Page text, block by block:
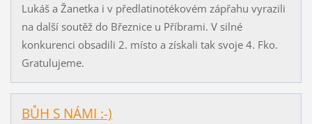
Lukáš a Žanetka i v předlatinotékovém zápřahu vyrazili
na další soutěž do Březnice u Příbrami. V silné
konkurenci obsadili 2. místo a získali tak svoje 4. Fko.
Gratulujeme.
BŮH S NÁMI :-)